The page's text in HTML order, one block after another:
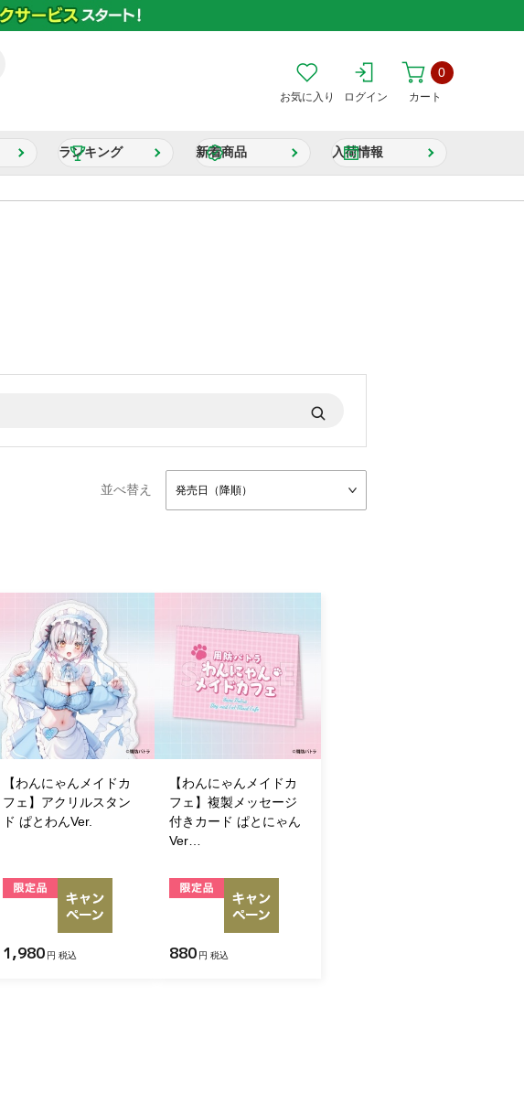
お気に入り ログイン カート
0
ランキング 新着商品 入荷情報
並べ替え 発売日（降順）
【わんにゃんメイドカ
フェ】アクリルスタン
ド ぱとわんVer.
1,980 円 税込
【わんにゃんメイドカ
フェ】複製メッセージ
付きカード ぱとにゃん
Ver…
880 円 税込